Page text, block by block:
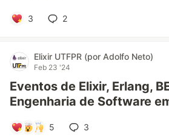
3 2
Elixir UTFPR (por Adolfo Neto)
Feb 23 '24
Eventos de Elixir, Erlang,
Engenharia de Software
5 3